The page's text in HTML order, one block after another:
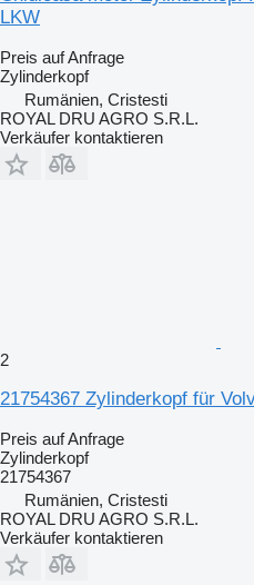
LKW
Preis auf Anfrage
Zylinderkopf
Rumänien, Cristesti
ROYAL DRU AGRO S.R.L.
Verkäufer kontaktieren
2
21754367 Zylinderkopf für
Preis auf Anfrage
Zylinderkopf
21754367
Rumänien, Cristesti
ROYAL DRU AGRO S.R.L.
Verkäufer kontaktieren